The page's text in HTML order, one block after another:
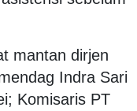
mantan dirjen
Indra Sari
Komisaris PT